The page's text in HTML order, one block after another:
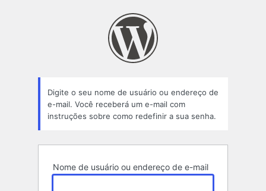
Digite o seu nome de usuário ou endereço de
e-mail. Você receberá um e-mail com
instruções sobre como redefinir a sua senha.
Nome de usuário ou endereço de e-mail